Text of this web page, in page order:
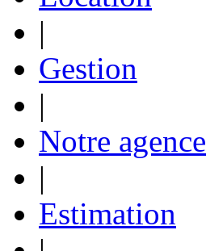
|
Gestion
|
Notre agence
|
Estimation